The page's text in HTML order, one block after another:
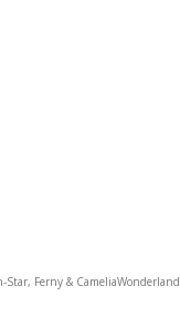
Star, Ferny & CameliaWonderland